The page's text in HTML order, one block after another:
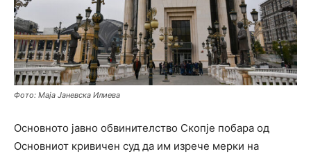
Фото: Маја Јаневска Илиева
Основното јавно обвинителство Скопје побара од
Основниот кривичен суд да им изрече мерки на